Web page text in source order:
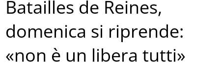
Batailles de Reines,
domenica si riprende:
«non è un libera tutti»